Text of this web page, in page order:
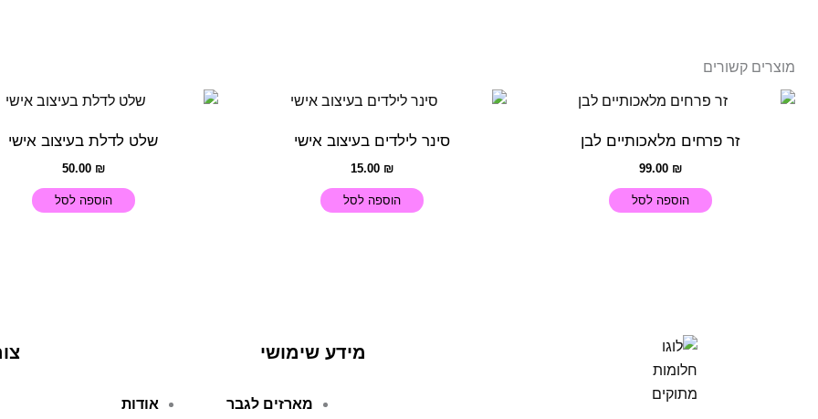
מוצרים קשורים
זר פרחים מלאכותיים לבן
99.00 ₪
הוספה לסל
סינר לילדים בעיצוב אישי
15.00 ₪
הוספה לסל
שלט לדלת בעיצוב אישי
50.00 ₪
הוספה לסל
מידע שימושי
מארזים לגבר
אודות